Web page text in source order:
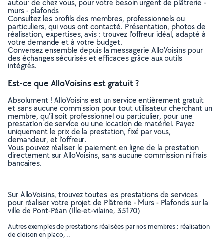
autour de chez vous, pour votre besoin urgent de plâtrerie -
murs - plafonds
Consultez les profils des membres, professionnels ou
particuliers, qui vous ont contacté. Présentation, photos de
réalisation, expertises, avis : trouvez l'offreur idéal, adapté à
votre demande et à votre budget.
Conversez ensemble depuis la messagerie AlloVoisins pour
des échanges sécurisés et efficaces grâce aux outils
intégrés.
Est-ce que AlloVoisins est gratuit ?
Absolument ! AlloVoisins est un service entièrement gratuit
et sans aucune commission pour tout utilisateur cherchant un
membre, qu’il soit professionnel ou particulier, pour une
prestation de service ou une location de matériel. Payez
uniquement le prix de la prestation, fixé par vous,
demandeur, et l’offreur.
Vous pouvez réaliser le paiement en ligne de la prestation
directement sur AlloVoisins, sans aucune commission ni frais
bancaires.
Sur AlloVoisins, trouvez toutes les prestations de services
pour réaliser votre projet de Plâtrerie - Murs - Plafonds sur la
ville de Pont-Péan (Ille-et-vilaine, 35170)
Autres exemples de prestations réalisées par nos membres : réalisation
de cloison en placo, ..